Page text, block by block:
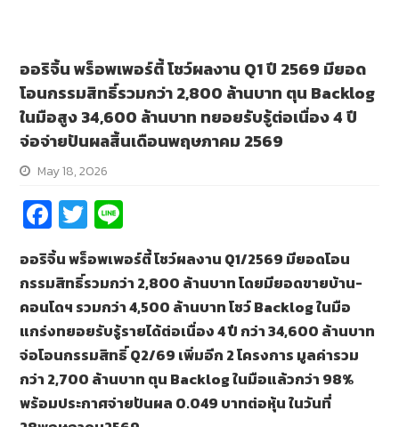
ออริจิ้น พร็อพเพอร์ตี้ โชว์ผลงาน Q1 ปี 2569 มียอด
โอนกรรมสิทธิ์รวมกว่า 2,800 ล้านบาท ตุน Backlog
ในมือสูง 34,600 ล้านบาท ทยอยรับรู้ต่อเนื่อง 4 ปี
จ่อจ่ายปันผลสิ้นเดือนพฤษภาคม 2569
May 18, 2026
Fa
ce
b
o
o
k
T
wi
tt
er
n
e
ออริจิ้น พร็อพเพอร์ตี้ โชว์ผลงาน Q1/2569 มียอดโอน
กรรมสิทธิ์รวมกว่า 2,800 ล้านบาท โดยมียอดขายบ้าน-
คอนโดฯ รวมกว่า 4,500 ล้านบาท โชว์ Backlog ในมือ
แกร่งทยอยรับรู้รายได้ต่อเนื่อง 4 ปี กว่า 34,600 ล้านบาท
จ่อโอนกรรมสิทธิ์ Q2/69 เพิ่มอีก 2 โครงการ มูลค่ารวม
กว่า 2,700 ล้านบาท ตุน Backlog ในมือแล้วกว่า 98%
พร้อมประกาศจ่ายปันผล 0.049 บาทต่อหุ้น ในวันที่